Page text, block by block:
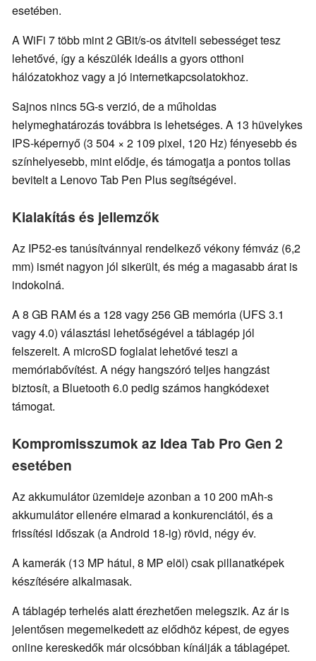
esetében.
A WiFi 7 több mint 2 GBit/s-os átviteli sebességet tesz
lehetővé, így a készülék ideális a gyors otthoni
hálózatokhoz vagy a jó internetkapcsolatokhoz.
Sajnos nincs 5G-s verzió, de a műholdas
helymeghatározás továbbra is lehetséges. A 13 hüvelykes
IPS-képernyő (3 504 × 2 109 pixel, 120 Hz) fényesebb és
színhelyesebb, mint elődje, és támogatja a pontos tollas
bevitelt a Lenovo Tab Pen Plus segítségével.
Kialakítás és jellemzők
Az IP52-es tanúsítvánnyal rendelkező vékony fémváz (6,2
mm) ismét nagyon jól sikerült, és még a magasabb árat is
indokolná.
A 8 GB RAM és a 128 vagy 256 GB memória (UFS 3.1
vagy 4.0) választási lehetőségével a táblagép jól
felszerelt. A microSD foglalat lehetővé teszi a
memóriabővítést. A négy hangszóró teljes hangzást
biztosít, a Bluetooth 6.0 pedig számos hangkódexet
támogat.
Kompromisszumok az Idea Tab Pro Gen 2
esetében
Az akkumulátor üzemideje azonban a 10 200 mAh-s
akkumulátor ellenére elmarad a konkurenciától, és a
frissítési időszak (a Android 18-ig) rövid, négy év.
A kamerák (13 MP hátul, 8 MP elöl) csak pillanatképek
készítésére alkalmasak.
A táblagép terhelés alatt érezhetően melegszik. Az ár is
jelentősen megemelkedett az elődhöz képest, de egyes
online kereskedők már olcsóbban kínálják a táblagépet.